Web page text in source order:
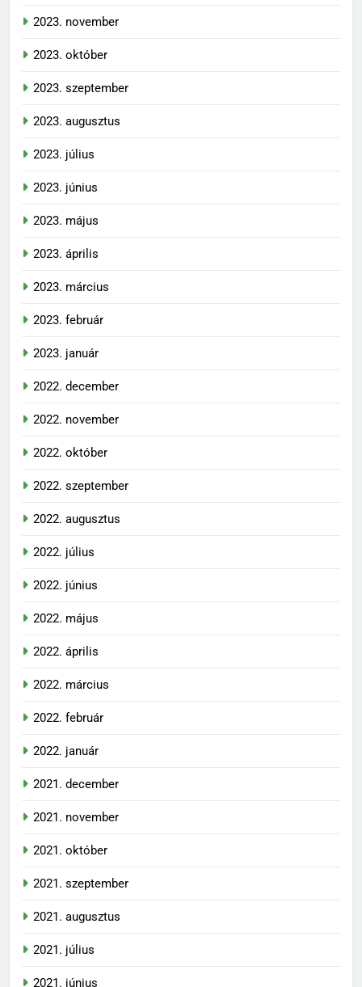
2023. november
2023. október
2023. szeptember
2023. augusztus
2023. július
2023. június
2023. május
2023. április
2023. március
2023. február
2023. január
2022. december
2022. november
2022. október
2022. szeptember
2022. augusztus
2022. július
2022. június
2022. május
2022. április
2022. március
2022. február
2022. január
2021. december
2021. november
2021. október
2021. szeptember
2021. augusztus
2021. július
2021. június